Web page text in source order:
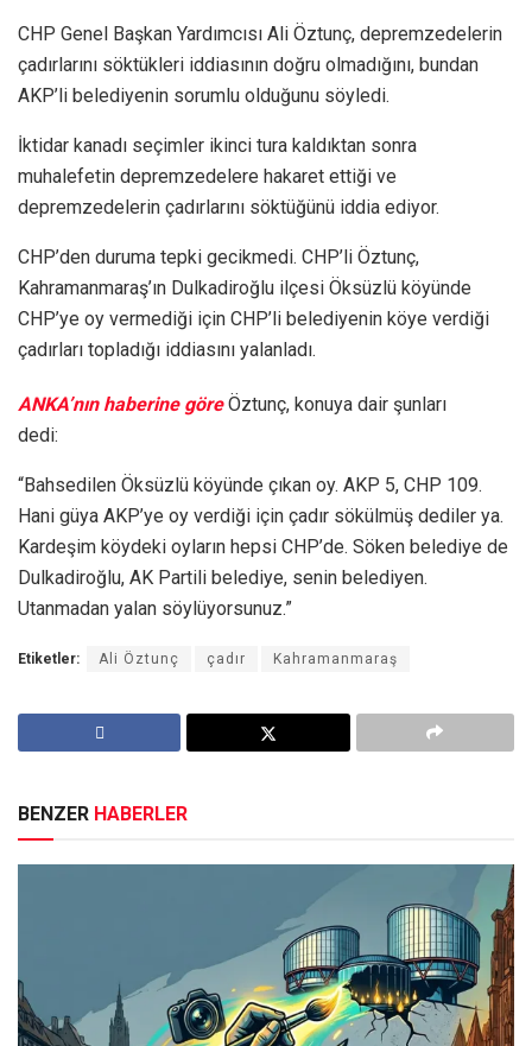
CHP Genel Başkan Yardımcısı Ali Öztunç, depremzedelerin
çadırlarını söktükleri iddiasının doğru olmadığını, bundan
AKP’li belediyenin sorumlu olduğunu söyledi.
İktidar kanadı seçimler ikinci tura kaldıktan sonra
muhalefetin depremzedelere hakaret ettiği ve
depremzedelerin çadırlarını söktüğünü iddia ediyor.
CHP’den duruma tepki gecikmedi. CHP’li Öztunç,
Kahramanmaraş’ın Dulkadiroğlu ilçesi Öksüzlü köyünde
CHP’ye oy vermediği için CHP’li belediyenin köye verdiği
çadırları topladığı iddiasını yalanladı.
ANKA’nın haberine göre Öztunç, konuya dair şunları
dedi:
“Bahsedilen Öksüzlü köyünde çıkan oy. AKP 5, CHP 109.
Hani güya AKP’ye oy verdiği için çadır sökülmüş dediler ya.
Kardeşim köydeki oyların hepsi CHP’de. Söken belediye de
Dulkadiroğlu, AK Partili belediye, senin belediyen.
Utanmadan yalan söylüyorsunuz.”
Etiketler: Ali Öztunç çadır Kahramanmaraş
BENZER HABERLER